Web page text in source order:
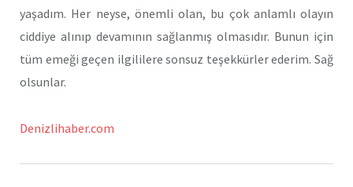
yaşadım. Her neyse, önemli olan, bu çok anlamlı olayın
ciddiye alınıp devamının sağlanmış olmasıdır. Bunun için
tüm emeği geçen ilgililere sonsuz teşekkürler ederim. Sağ
olsunlar.
Denizlihaber.com